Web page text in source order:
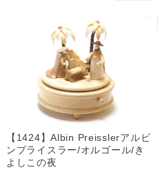
【1424】Albin Preisslerアルビ
ンプライスラー/オルゴール/き
よしこの夜